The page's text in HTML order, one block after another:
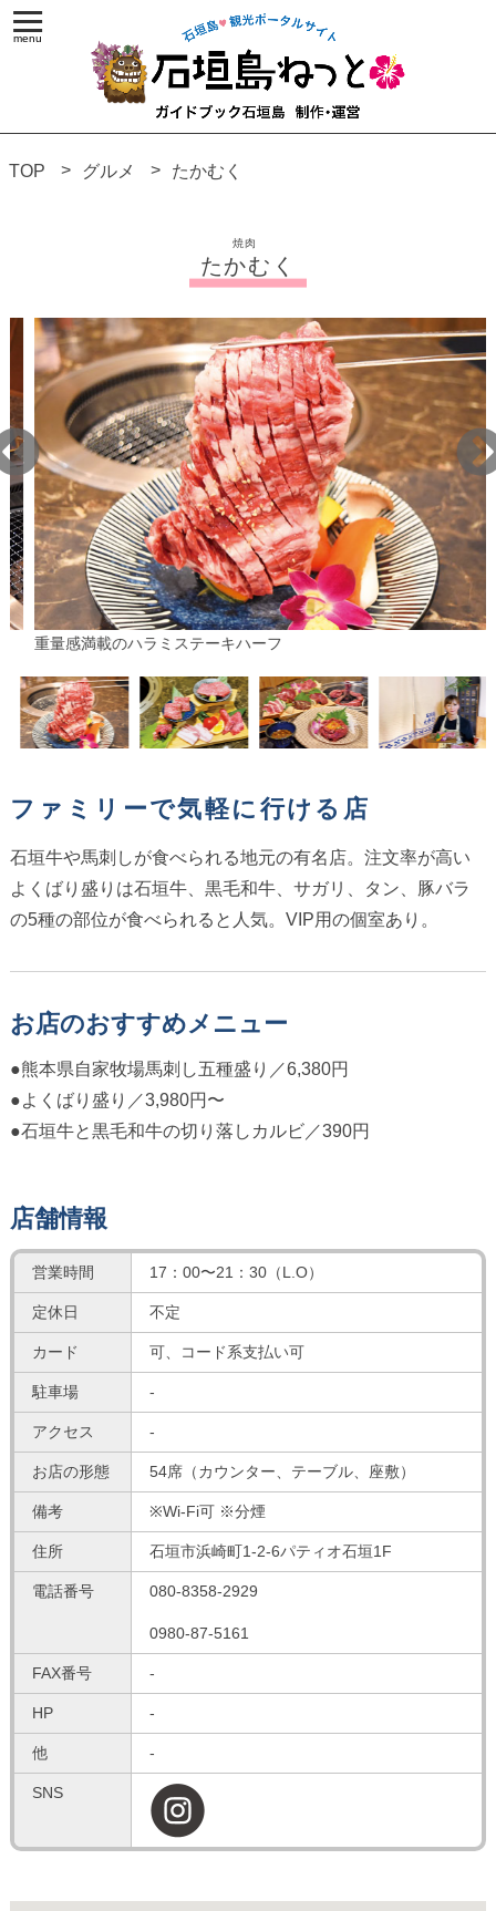
TOP グルメ たかむく
焼肉
たかむく
重量感満載のハラミステーキハーフ
ファミリーで気軽に行ける店
石垣牛や馬刺しが食べられる地元の有名店。注文率が高い
よくばり盛りは石垣牛、黒毛和牛、サガリ、タン、豚バラ
の5種の部位が食べられると人気。VIP用の個室あり。
お店のおすすめメニュー
●熊本県自家牧場馬刺し五種盛り／6,380円
●よくばり盛り／3,980円〜
●石垣牛と黒毛和牛の切り落しカルビ／390円
店舗情報
営業時間 17：00〜21：30（L.O）
定休日 不定
カード 可、コード系支払い可
駐車場 -
アクセス -
お店の形態 54席（カウンター、テーブル、座敷）
備考 ※Wi-Fi可 ※分煙
住所 石垣市浜崎町1-2-6パティオ石垣1F
電話番号 080-8358-2929
0980-87-5161
FAX番号 -
HP -
他 -
SNS